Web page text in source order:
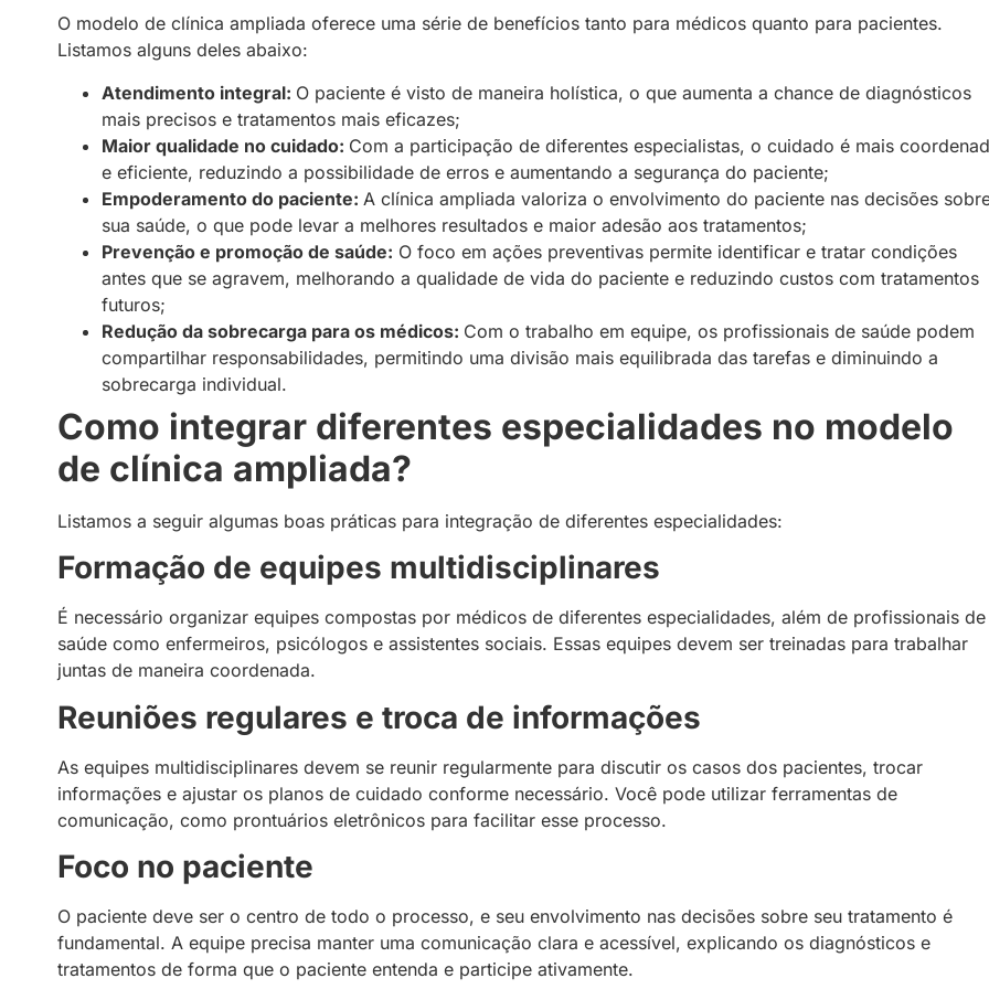
O modelo de clínica ampliada oferece uma série de benefícios tanto para médicos quanto para pacientes.
Listamos alguns deles abaixo:
Atendimento integral: O paciente é visto de maneira holística, o que aumenta a chance de diagnósticos
mais precisos e tratamentos mais eficazes;
Maior qualidade no cuidado: Com a participação de diferentes especialistas, o cuidado é mais
e eficiente, reduzindo a possibilidade de erros e aumentando a segurança do paciente;
Empoderamento do paciente: A clínica ampliada valoriza o envolvimento do paciente nas decisões
sua saúde, o que pode levar a melhores resultados e maior adesão aos tratamentos;
Prevenção e promoção de saúde: O foco em ações preventivas permite identificar e tratar condições
antes que se agravem, melhorando a qualidade de vida do paciente e reduzindo custos com tratamentos
futuros;
Redução da sobrecarga para os médicos: Com o trabalho em equipe, os profissionais de saúde podem
compartilhar responsabilidades, permitindo uma divisão mais equilibrada das tarefas e diminuindo a
sobrecarga individual.
Como integrar diferentes especialidades no modelo
de clínica ampliada?
Listamos a seguir algumas boas práticas para integração de diferentes especialidades:
Formação de equipes multidisciplinares
É necessário organizar equipes compostas por médicos de diferentes especialidades, além de profissionais de
saúde como enfermeiros, psicólogos e assistentes sociais. Essas equipes devem ser treinadas para trabalhar
juntas de maneira coordenada.
Reuniões regulares e troca de informações
As equipes multidisciplinares devem se reunir regularmente para discutir os casos dos pacientes, trocar
informações e ajustar os planos de cuidado conforme necessário. Você pode utilizar ferramentas de
comunicação, como prontuários eletrônicos para facilitar esse processo.
Foco no paciente
O paciente deve ser o centro de todo o processo, e seu envolvimento nas decisões sobre seu tratamento é
fundamental. A equipe precisa manter uma comunicação clara e acessível, explicando os diagnósticos e
tratamentos de forma que o paciente entenda e participe ativamente.